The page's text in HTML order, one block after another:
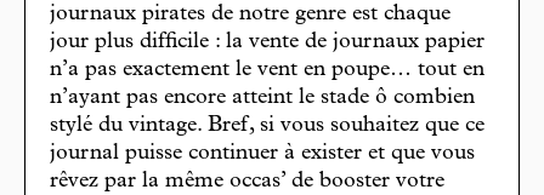
journaux pirates de notre genre est chaque
jour plus difficile : la vente de journaux papier
n’a pas exactement le vent en poupe… tout en
n’ayant pas encore atteint le stade ô combien
stylé du vintage. Bref, si vous souhaitez que ce
journal puisse continuer à exister et que vous
rêvez par la même occas’ de booster votre